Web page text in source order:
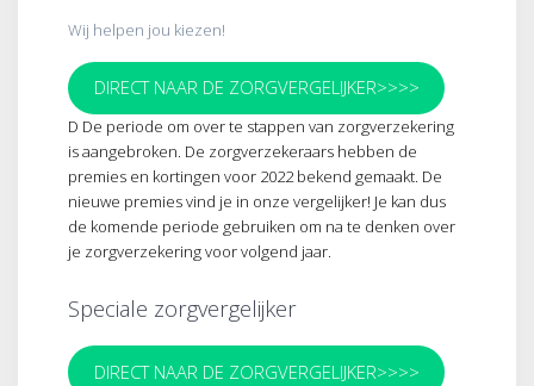
Wij helpen jou kiezen!
DIRECT NAAR DE ZORGVERGELIJKER>>>>
D De periode om over te stappen van zorgverzekering
is aangebroken. De zorgverzekeraars hebben de
premies en kortingen voor 2022 bekend gemaakt. De
nieuwe premies vind je in onze vergelijker! Je kan dus
de komende periode gebruiken om na te denken over
je zorgverzekering voor volgend jaar.
Speciale zorgvergelijker
DIRECT NAAR DE ZORGVERGELIJKER>>>>